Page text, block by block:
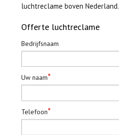
luchtreclame boven Nederland.
Offerte luchtreclame
Bedrijfsnaam
Uw naam*
Telefoon*